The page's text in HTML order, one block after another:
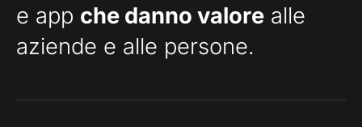
e app che danno valore alle
aziende e alle persone.